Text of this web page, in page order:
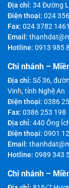
Địa chỉ: 34 Đường
Điện thoại: 024
Fax: 024 3782 1461
Email:
Hotline: 0913 985
Chi nhánh –
Địa chỉ: Số 36,
Vinh, tỉnh Nghệ An
Điện thoại: 0386
Fax: 0386 253 198
Địa chỉ: 440 Ông
Điện thoại: 0901
Email:
Hotline: 0989 343
Chi nhánh –